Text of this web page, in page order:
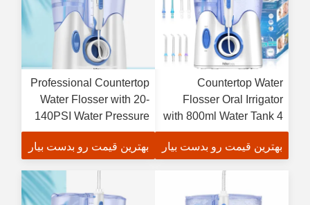
Countertop Water
Flosser Oral Irrigator
with 800ml Water Tank 4
Work Modes and IPX7
Waterproof for Teeth
بهترین قیمت رو بدست بیار
Professional Countertop
Water Flosser with 20-
140PSI Water Pressure
FCC Certified and
Rechargeable Design
بهترین قیمت رو بدست بیار